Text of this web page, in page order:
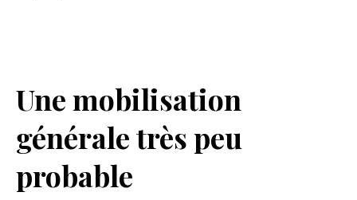
Une mobilisation
générale très peu
probable